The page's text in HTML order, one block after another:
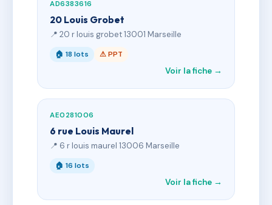
AD6383616
20 Louis Grobet
📍 20 r louis grobet 13001 Marseille
🏠 18 lots ⚠ PPT
Voir la fiche →
AE0281006
6 rue Louis Maurel
📍 6 r louis maurel 13006 Marseille
🏠 16 lots
Voir la fiche →